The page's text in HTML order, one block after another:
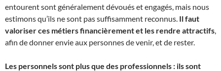
entourent sont généralement dévoués et engagés, mais nous
estimons qu’ils ne sont pas suffisamment reconnus. Il faut
valoriser ces métiers financièrement et les rendre attractifs,
afin de donner envie aux personnes de venir, et de rester.
Les personnels sont plus que des professionnels : ils sont